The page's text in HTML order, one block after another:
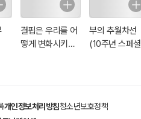
결핍은 우리를 어
떻게 변화시키는
부의 추월차선
(10주년 스페셜
개인정보처리방침청소년보호정책